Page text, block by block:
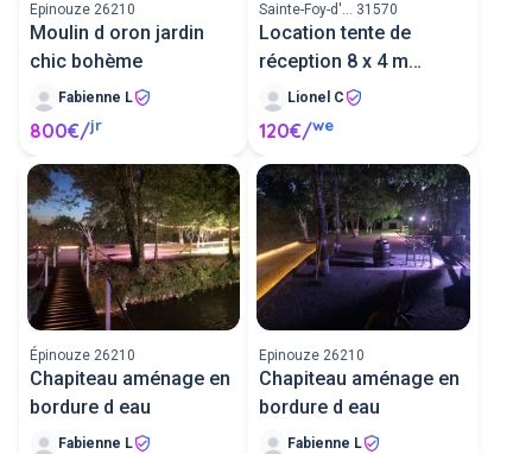
Epinouze 26210
Moulin d oron jardin
chic bohème
Fabienne L
800€/jr
Sainte-Foy-d'... 31570
Location tente de
réception 8 x 4 m
(barnum)
Lionel C
120€/we
Épinouze 26210
Chapiteau aménage en
bordure d eau
Fabienne L
Epinouze 26210
Chapiteau aménage en
bordure d eau
Fabienne L